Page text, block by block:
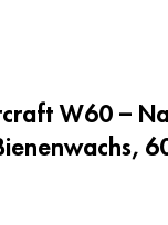
W60 –